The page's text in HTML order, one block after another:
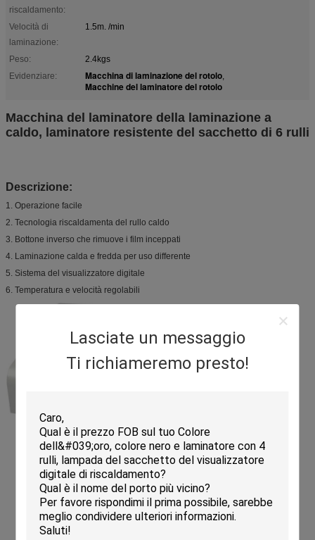
Lasciate un messaggio
Ti richiameremo presto!
riscaldamento:
Velocità di
laminazione:
1.5m. /min
Peso:
2.4kgs
Evidenziare:
Macchina di laminazione del rotolo,
Macchine del laminatore del rotolo
Macchina del laminatore della laminazione a
caldo, laminatore resistente del sacchetto di 6 rulli
Descrizione:
1. Operazione facile
2. Tecnologia riscaldamenta del rullo caldo
3. Bottone inverso che rimuove i film inceppati
4. Laminazione calda e fredda per uso differente
5. Sistema del visualizzatore digitale
6. Temperatura e velocità regolabili